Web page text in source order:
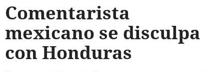
Comentarista
mexicano se disculpa
con Honduras